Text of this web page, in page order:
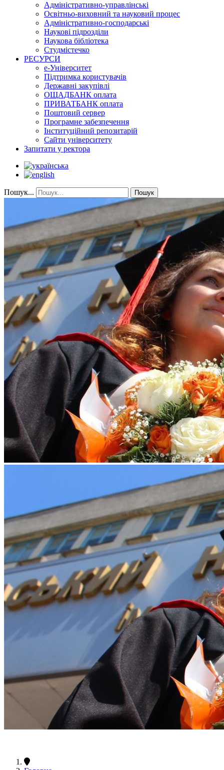
Адміністративно-управлінські
Освітньо-виховний та науковий процес
Адміністративно-господарські
Наукові підрозділи
Наукова бібліотека
Студмістечко
РЕСУРСИ
е-Університет
Підтримка користувачів
Державні закупівлі
ОЩАДБАНК оплата
ПРИВАТБАНК оплата
Поштовий сервер
Програмне забезпечення
Інституційний репозитарій
Сайти університету
Запитати у ректора
Пошук... Пошук